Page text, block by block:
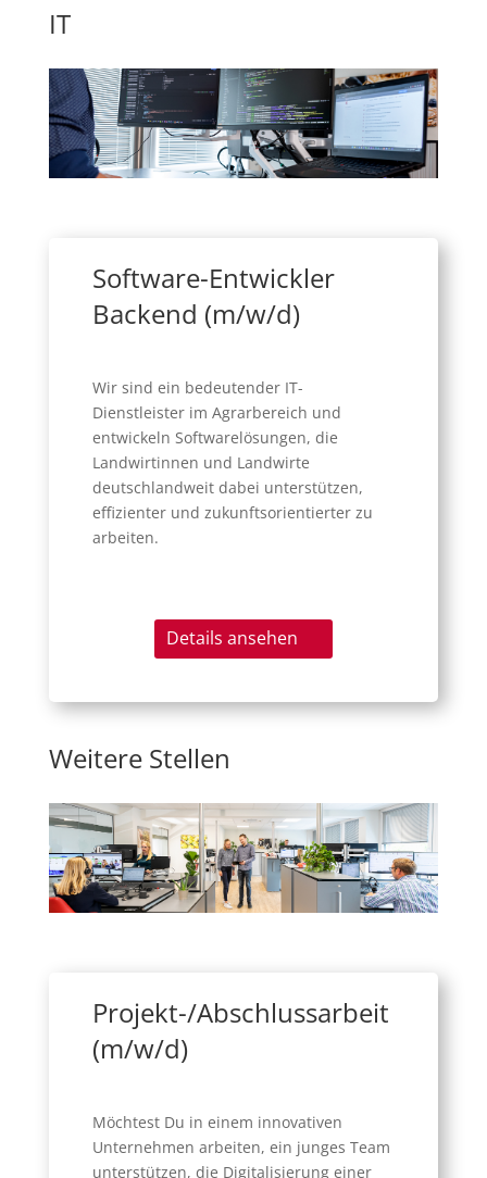
IT
Software-Entwickler
Backend (m/w/d)
Wir sind ein bedeutender IT-
Dienstleister im Agrarbereich und
entwickeln Softwarelösungen, die
Landwirtinnen und Landwirte
deutschlandweit dabei unterstützen,
effizienter und zukunftsorientierter zu
arbeiten.
Details ansehen
Weitere Stellen
Projekt-/Abschlussarbeit
(m/w/d)
Möchtest Du in einem innovativen
Unternehmen arbeiten, ein junges Team
unterstützen, die Digitalisierung einer